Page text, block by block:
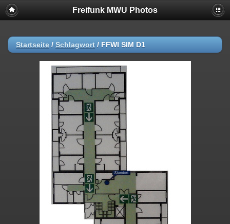
Freifunk MWU Photos
Startseite / Schlagwort / FFWI SIM D1